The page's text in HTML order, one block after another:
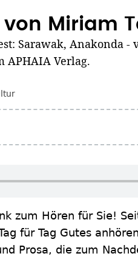
Miriam
Sarawak, Anakonda -
APHAIA Verlag.
zum Hören für Sie!
für Tag Gutes
Prosa, die zum